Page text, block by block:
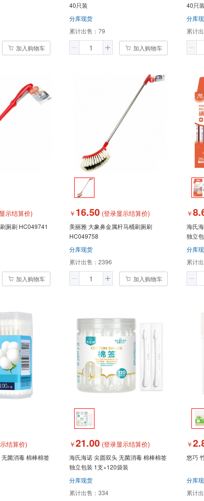
加入购物车
40只装
分库现货
累计出售： 79
加入购物车
40只装
分库
累计
示结算价)
厕刷 HC049741
加入购物车
￥ 16.50 (登录显示结算价)
美丽雅 大象鼻金属杆马桶刷厕刷
HC049758
分库现货
累计出售： 2396
加入购物车
￥
海氏
独立
分库
累计
结算价)
菌消毒 棉棒棉签
￥21.00 (登录显示结算价)
海氏海诺 尖圆双头 无菌消毒 棉棒棉签
独立包装 1支×120袋装
分库现货
累计出售： 334
￥
悠巧
分库
累计